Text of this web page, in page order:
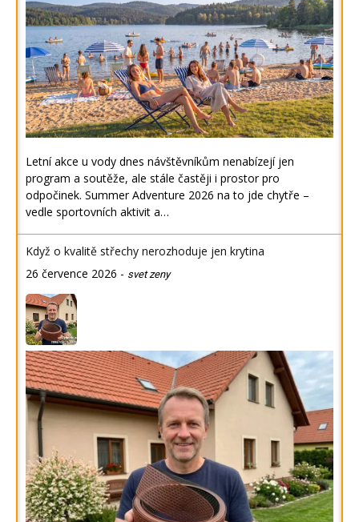
Letní akce u vody dnes návštěvníkům nenabízejí jen
program a soutěže, ale stále častěji i prostor pro
odpočinek. Summer Adventure 2026 na to jde chytře –
vedle sportovních aktivit a…
Když o kvalitě střechy nerozhoduje jen krytina
26 července 2026 - svet zeny